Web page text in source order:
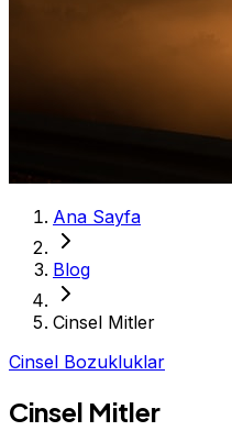
Ana Sayfa
Blog
Cinsel Mitler
Cinsel Bozukluklar
Cinsel Mitler